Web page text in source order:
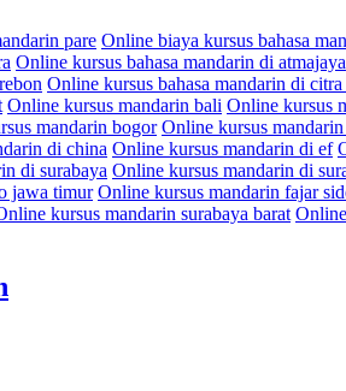
pare Online biaya kursus bahasa
Online kursus bahasa mandarin di atmajaya
Online kursus bahasa mandarin di
Online kursus mandarin bali Online kursus
mandarin bogor Online kursus mandarin
di china Online kursus mandarin di ef
di surabaya Online kursus mandarin di
jawa timur Online kursus mandarin fajar
kursus mandarin surabaya barat